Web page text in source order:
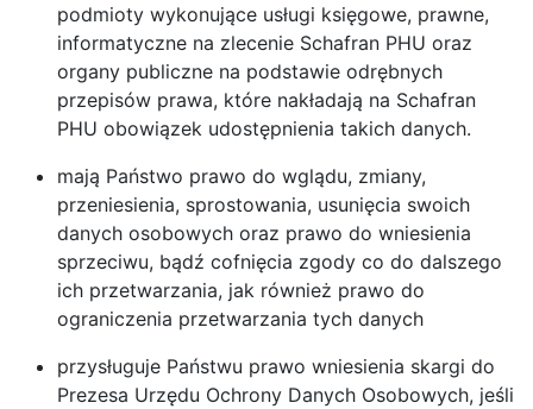
podmioty wykonujące usługi księgowe, prawne,
informatyczne na zlecenie Schafran PHU oraz
organy publiczne na podstawie odrębnych
przepisów prawa, które nakładają na Schafran
PHU obowiązek udostępnienia takich danych.
mają Państwo prawo do wglądu, zmiany,
przeniesienia, sprostowania, usunięcia swoich
danych osobowych oraz prawo do wniesienia
sprzeciwu, bądź cofnięcia zgody co do dalszego
ich przetwarzania, jak również prawo do
ograniczenia przetwarzania tych danych
przysługuje Państwu prawo wniesienia skargi do
Prezesa Urzędu Ochrony Danych Osobowych, jeśli